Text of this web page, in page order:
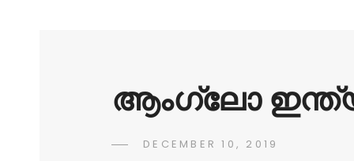
ആംഗ്ലോ
DECEMBER 10, 2019